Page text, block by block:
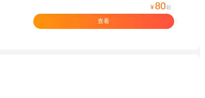
¥ 80 起
查看